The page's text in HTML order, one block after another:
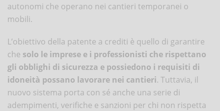
autonomi che operano nei cantieri temporanei o
mobili.
L’obiettivo della patente a crediti è quello di garantire
che solo le imprese e i professionisti che rispettano
gli obblighi di sicurezza e possiedono i requisiti di
idoneità possano lavorare nei cantieri. Tuttavia, il
nuovo sistema porta con sé anche una serie di
adempimenti, verifiche e sanzioni per chi non rispetta